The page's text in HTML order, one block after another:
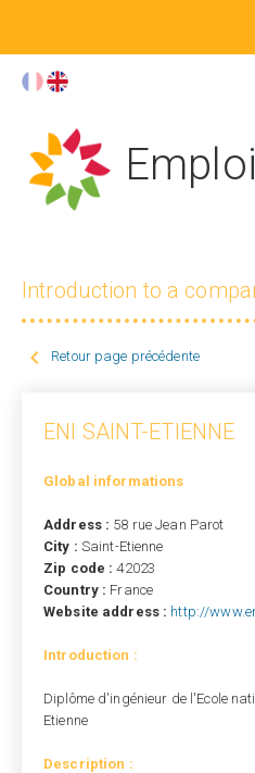
Emploi
Introduction to a
 Retour page précédente
ENI SAINT-ETIENNE
Global informations
Address : 58 rue Jean Parot
City : Saint-Etienne
Zip code :42023
Country : France
Website address : http://
Introduction :
Diplôme d'ingénieur de l'Ecole
Etienne
Description :